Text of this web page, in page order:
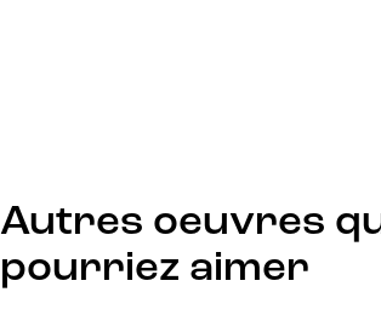
Autres oeuvres
pourriez aimer